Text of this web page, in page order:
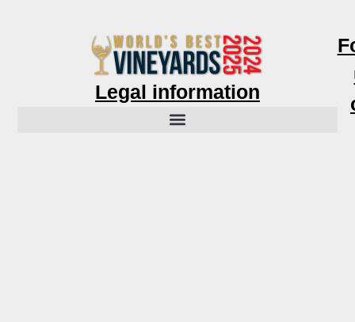
Legal information